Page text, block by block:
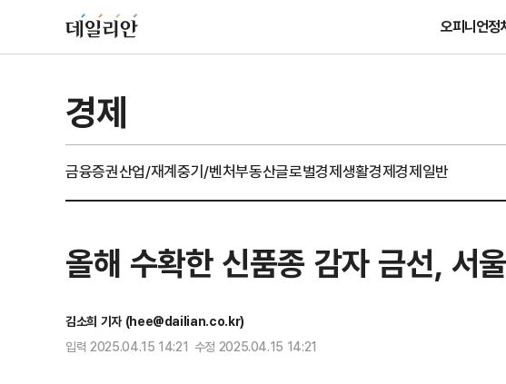
오피니언정
경제
금융증권산업/재계중기/벤처부동산글로벌경제생활경제경제일반
올해 수확한 신품종 감자 금선, 서
김소희 기자 (hee@dailian.co.kr)
입력 2025.04.15 14:21 수정 2025.04.15 14:21